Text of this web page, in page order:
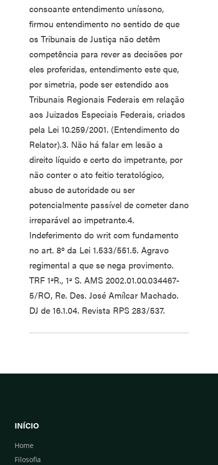
consoante entendimento uníssono,
firmou entendimento no sentido de que
os Tribunais de Justiça não detêm
competência para rever as decisões por
eles proferidas, entendimento este que,
por simetria, pode ser estendido aos
Tribunais Regionais Federais em relação
aos Juizados Especiais Federais, criados
pela Lei 10.259/2001. (Entendimento do
Relator).3. Não há falar em lesão a
direito líquido e certo do impetrante, por
não conter o ato feitio teratológico,
abuso de autoridade ou ser
potencialmente passível de cometer dano
irreparável ao impetrante.4.
Indeferimento do writ com fundamento
no art. 8º da Lei 1.533/551.5. Agravo
regimental a que se nega provimento.
TRF 1ªR., 1ª S. AMS 2002.01.00.034467-
5/RO, Re. Des. José Amílcar Machado.
DJ de 16.1.04. Revista RPS 283/537.
INÍCIO
Home
Filosofia